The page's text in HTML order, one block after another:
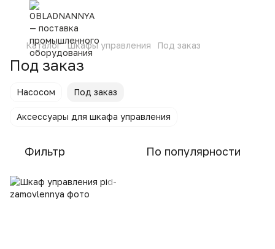
Каталог Шкафы управления Под заказ
Под заказ
Насосом Под заказ
Аксессуары для шкафа управления
Фильтр По популярности